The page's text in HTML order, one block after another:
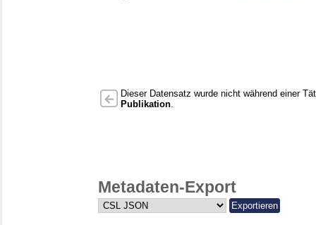
Dieser Datensatz wurde nicht während einer
Publikation
Metadaten-Export